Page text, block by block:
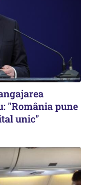
"România pune
unic"